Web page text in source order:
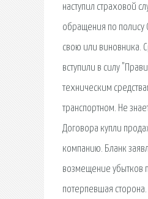
наступил страховой
обращения по полису
свою или виновника.
вступили в силу
техническим
транспортном. Не
Договора купли
компанию. Бланк
возмещение убытков
потерпевшая